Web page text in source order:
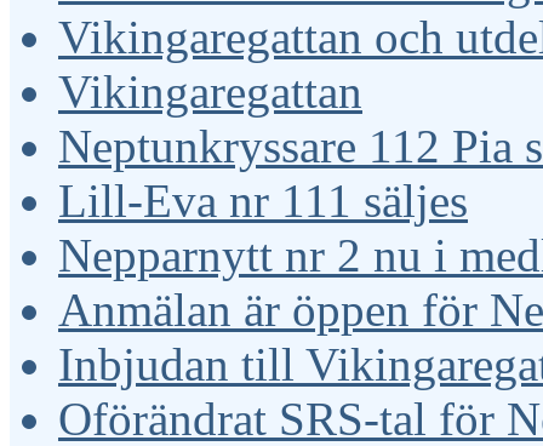
Vikingaregattan och
Vikingaregattan
Neptunkryssare 112 Pia
Lill-Eva nr 111 säljes
Nepparnytt nr 2 nu i
Anmälan är öppen för
Inbjudan till
Oförändrat SRS-tal för